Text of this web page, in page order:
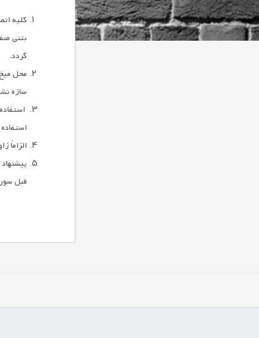
کلیه
بتنی
گردد.
محل
سازه
الزاماً
قبل